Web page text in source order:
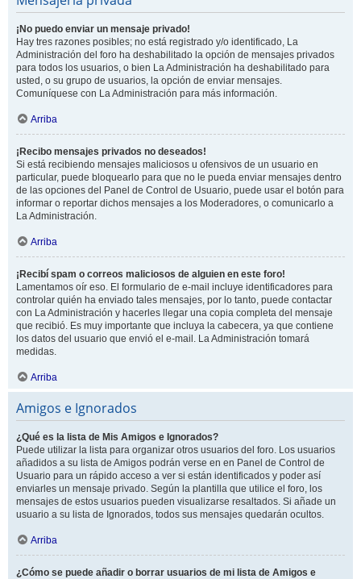
¡No puedo enviar un mensaje privado!
Hay tres razones posibles; no está registrado y/o identificado, La
Administración del foro ha deshabilitado la opción de mensajes privados
para todos los usuarios, o bien La Administración ha deshabilitado para
usted, o su grupo de usuarios, la opción de enviar mensajes.
Comuníquese con La Administración para más información.
Arriba
¡Recibo mensajes privados no deseados!
Si está recibiendo mensajes maliciosos u ofensivos de un usuario en
particular, puede bloquearlo para que no le pueda enviar mensajes dentro
de las opciones del Panel de Control de Usuario, puede usar el botón para
informar o reportar dichos mensajes a los Moderadores, o comunicarlo a
La Administración.
Arriba
¡Recibí spam o correos maliciosos de alguien en este foro!
Lamentamos oír eso. El formulario de e-mail incluye identificadores para
controlar quién ha enviado tales mensajes, por lo tanto, puede contactar
con La Administración y hacerles llegar una copia completa del mensaje
que recibió. Es muy importante que incluya la cabecera, ya que contiene
los datos del usuario que envió el e-mail. La Administración tomará
medidas.
Arriba
Amigos e Ignorados
¿Qué es la lista de Mis Amigos e Ignorados?
Puede utilizar la lista para organizar otros usuarios del foro. Los usuarios
añadidos a su lista de Amigos podrán verse en en Panel de Control de
Usuario para un rápido acceso a ver si están identificados y poder así
enviarles un mensaje privado. Según la plantilla que utilice el foro, los
mensajes de estos usuarios pueden visualizarse resaltados. Si añade un
usuario a su lista de Ignorados, todos sus mensajes quedarán ocultos.
Arriba
¿Cómo se puede añadir o borrar usuarios de mi lista de Amigos e